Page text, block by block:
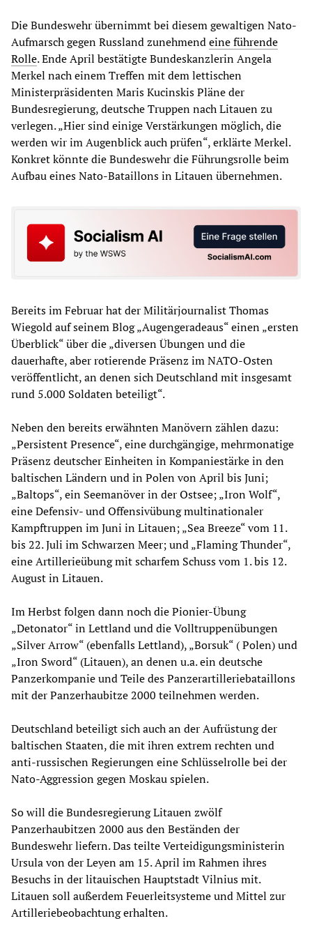
Die Bundeswehr übernimmt bei diesem gewaltigen Nato-
Aufmarsch gegen Russland zunehmendeine führende
Rolle. Ende April bestätigte Bundeskanzlerin Angela
Merkel nach einem Treffen mit dem lettischen
Ministerpräsidenten Maris Kucinskis Pläne der
Bundesregierung, deutsche Truppen nach Litauen zu
verlegen. „Hier sind einige Verstärkungen möglich, die
werden wir im Augenblick auch prüfen“, erklärte Merkel.
Konkret könnte die Bundeswehr die Führungsrolle beim
Aufbau eines Nato-Bataillons in Litauen übernehmen.
Bereits im Februar hat der Militärjournalist Thomas
Wiegold auf seinem Blog „Augengeradeaus“ einen „ersten
Überblick“ über die „diversen Übungen und die
dauerhafte, aber rotierende Präsenz im NATO-Osten
veröffentlicht, an denen sich Deutschland mit insgesamt
rund 5.000 Soldaten beteiligt“.
Neben den bereits erwähnten Manövern zählen dazu:
„Persistent Presence“, eine durchgängige, mehrmonatige
Präsenz deutscher Einheiten in Kompaniestärke in den
baltischen Ländern und in Polen von April bis Juni;
„Baltops“, ein Seemanöver in der Ostsee; „Iron Wolf“,
eine Defensiv- und Offensivübung multinationaler
Kampftruppen im Juni in Litauen; „Sea Breeze“ vom 11.
bis 22. Juli im Schwarzen Meer; und „Flaming Thunder“,
eine Artillerieübung mit scharfem Schuss vom 1. bis 12.
August in Litauen.
Im Herbst folgen dann noch die Pionier-Übung
„Detonator“ in Lettland und die Volltruppenübungen
„Silver Arrow“ (ebenfalls Lettland), „Borsuk“ ( Polen) und
„Iron Sword“ (Litauen), an denen u.a. ein deutsche
Panzerkompanie und Teile des Panzerartilleriebataillons
mit der Panzerhaubitze 2000 teilnehmen werden.
Deutschland beteiligt sich auch an der Aufrüstung der
baltischen Staaten, die mit ihren extrem rechten und
anti-russischen Regierungen eine Schlüsselrolle bei der
Nato-Aggression gegen Moskau spielen.
So will die Bundesregierung Litauen zwölf
Panzerhaubitzen 2000 aus den Beständen der
Bundeswehr liefern. Das teilte Verteidigungsministerin
Ursula von der Leyen am 15. April im Rahmen ihres
Besuchs in der litauischen Hauptstadt Vilnius mit.
Litauen soll außerdem Feuerleitsysteme und Mittel zur
Artilleriebeobachtung erhalten.